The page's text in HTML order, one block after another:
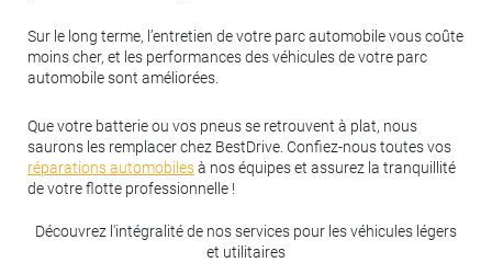
Sur le long terme, l’entretien de votre parc automobile vous coûte
moins cher, et les performances des véhicules de votre parc
automobile sont améliorées.
Que votre batterie ou vos pneus se retrouvent à plat, nous
saurons les remplacer chez BestDrive. Confiez-nous toutes vos
réparations automobilesà nos équipes et assurez la tranquillité
de votre flotte professionnelle !
Découvrez l'intégralité de nos services pour les véhicules légers
et utilitaires